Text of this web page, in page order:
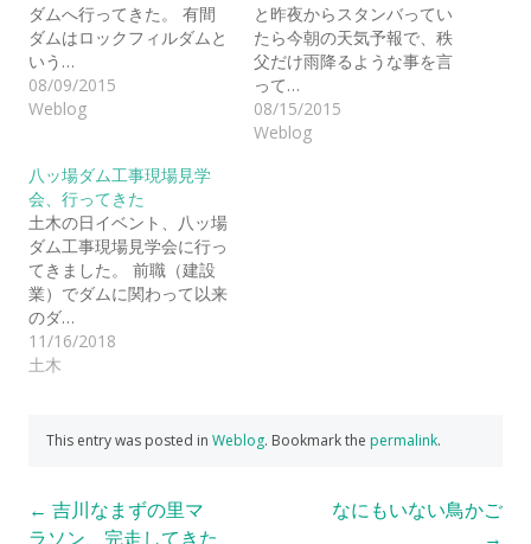
ダムへ行ってきた。 有間
ダムはロックフィルダムと
いう…
08/09/2015
Weblog
と昨夜からスタンバってい
たら今朝の天気予報で、秩
父だけ雨降るような事を言
って…
08/15/2015
Weblog
八ッ場ダム工事現場見学
会、行ってきた
土木の日イベント、八ッ場
ダム工事現場見学会に行っ
てきました。 前職（建設
業）でダムに関わって以来
のダ…
11/16/2018
土木
This entry was posted in Weblog. Bookmark the permalink.
Post
← 吉川なまずの里マ
ラソン、完走してきた
なにもいない鳥かご
→